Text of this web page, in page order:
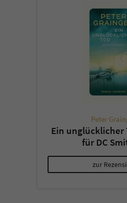
Peter
Ein unglücklicher
für DC
zur